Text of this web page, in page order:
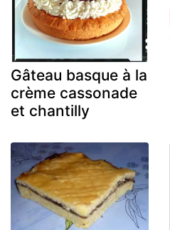
Gâteau basque à la
crème cassonade
et chantilly